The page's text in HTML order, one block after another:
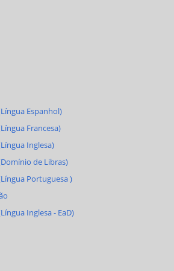
Espanhol)
Francesa)
Inglesa)
de Libras)
Portuguesa )
Inglesa - EaD)